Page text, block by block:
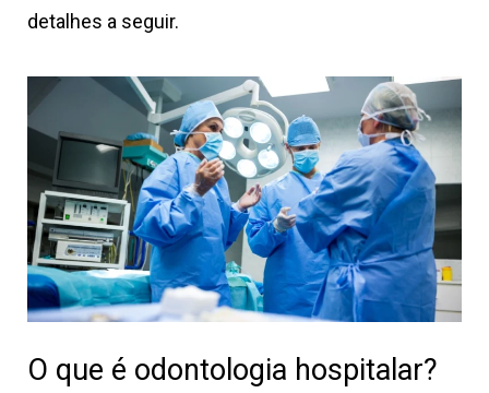
detalhes a seguir.
O que é odontologia hospitalar?